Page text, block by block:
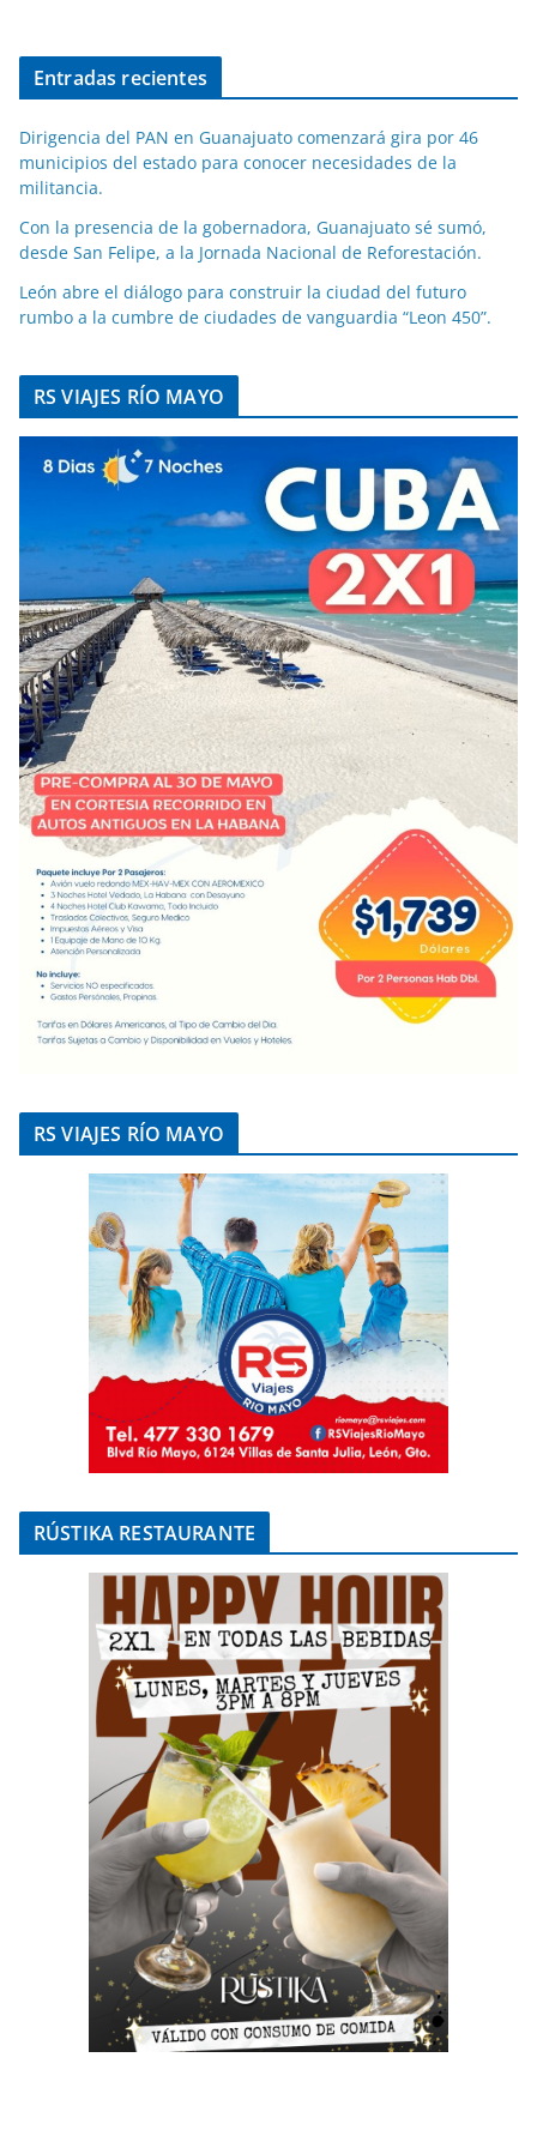
Entradas recientes
Dirigencia del PAN en Guanajuato comenzará gira por 46
municipios del estado para conocer necesidades de la
militancia.
Con la presencia de la gobernadora, Guanajuato sé sumó,
desde San Felipe, a la Jornada Nacional de Reforestación.
León abre el diálogo para construir la ciudad del futuro
rumbo a la cumbre de ciudades de vanguardia “Leon 450”.
RS VIAJES RÍO MAYO
RS VIAJES RÍO MAYO
RÚSTIKA RESTAURANTE